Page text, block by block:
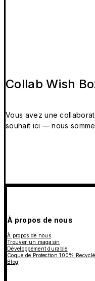
Collab Wish
Vous avez une
souhait ici — nous
À propos de nous
À propos de nous
Trouver un magasin
Développement durable
Coque de Protection 100%
Blog